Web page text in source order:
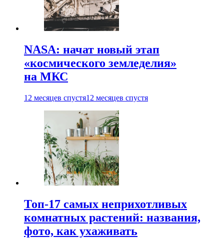
NASA: начат новый этап
«космического земледелия»
на МКС
12 месяцев спустя12 месяцев спустя
Топ-17 самых неприхотливых
комнатных растений: названия,
фото, как ухаживать